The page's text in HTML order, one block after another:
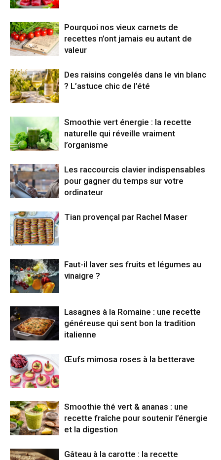
Pourquoi nos vieux carnets de
recettes n’ont jamais eu autant de
valeur
Des raisins congelés dans le vin blanc
? L’astuce chic de l’été
Smoothie vert énergie : la recette
naturelle qui réveille vraiment
l’organisme
Les raccourcis clavier indispensables
pour gagner du temps sur votre
ordinateur
Tian provençal par Rachel Maser
Faut-il laver ses fruits et légumes au
vinaigre ?
Lasagnes à la Romaine : une recette
généreuse qui sent bon la tradition
italienne
Œufs mimosa roses à la betterave
Smoothie thé vert & ananas : une
recette fraîche pour soutenir l’énergie
et la digestion
Gâteau à la carotte : la recette